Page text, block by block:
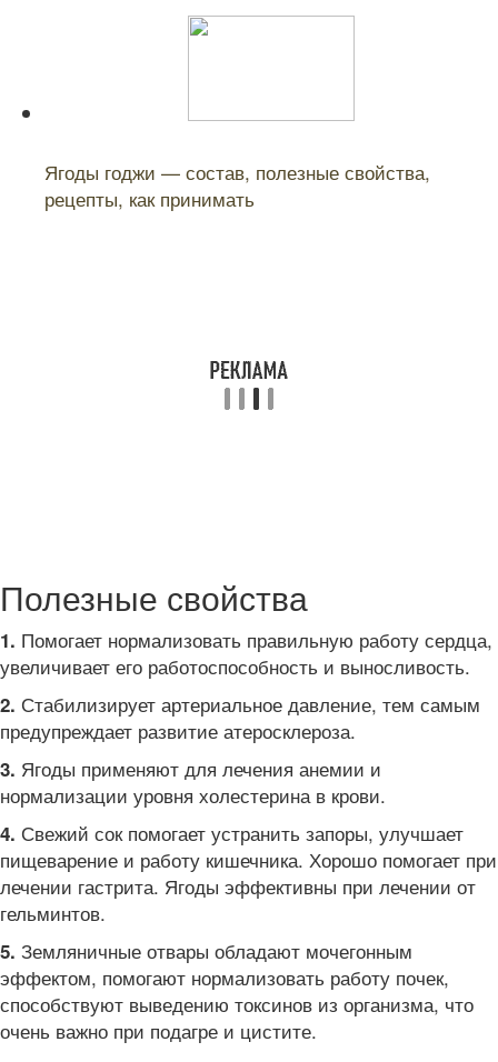
Ягоды годжи — состав, полезные свойства,
рецепты, как принимать
Полезные свойства
1. Помогает нормализовать правильную работу сердца,
увеличивает его работоспособность и выносливость.
2. Стабилизирует артериальное давление, тем самым
предупреждает развитие атеросклероза.
3. Ягоды применяют для лечения анемии и
нормализации уровня холестерина в крови.
4. Свежий сок помогает устранить запоры, улучшает
пищеварение и работу кишечника. Хорошо помогает при
лечении гастрита. Ягоды эффективны при лечении от
гельминтов.
5. Земляничные отвары обладают мочегонным
эффектом, помогают нормализовать работу почек,
способствуют выведению токсинов из организма, что
очень важно при подагре и цистите.